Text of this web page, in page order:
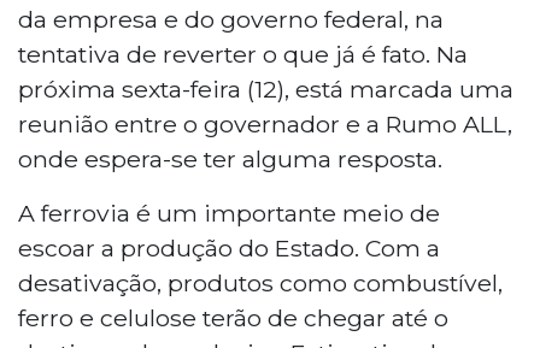
da empresa e do governo federal, na
tentativa de reverter o que já é fato. Na
próxima sexta-feira (12), está marcada uma
reunião entre o governador e a Rumo ALL,
onde espera-se ter alguma resposta.
A ferrovia é um importante meio de
escoar a produção do Estado. Com a
desativação, produtos como combustível,
ferro e celulose terão de chegar até o